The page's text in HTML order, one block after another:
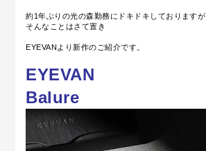
約1年ぶりの光の森勤務にドキドキしておりますが
そんなことはさて置き
EYEVANより新作のご紹介です。
EYEVAN
Balure